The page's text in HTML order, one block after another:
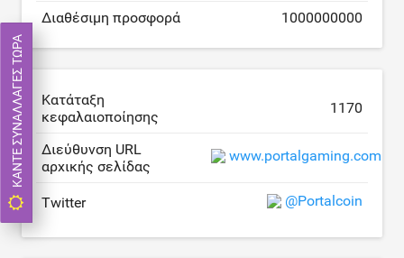
Διαθέσιμη προσφορά 1000000000
Κατάταξη
κεφαλαιοποίησης
1170
Διεύθυνση URL
αρχικής σελίδας
www.portalgaming.com
Twitter @Portalcoin
ΚΆΝΤΕ ΣΥΝΑΛΛΑΓΈΣ ΤΏΡΑ